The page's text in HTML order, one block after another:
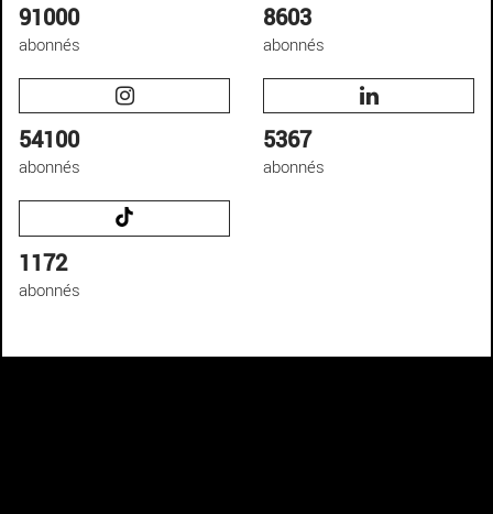
91000
abonnés
8603
abonnés
54100
abonnés
5367
abonnés
1172
abonnés